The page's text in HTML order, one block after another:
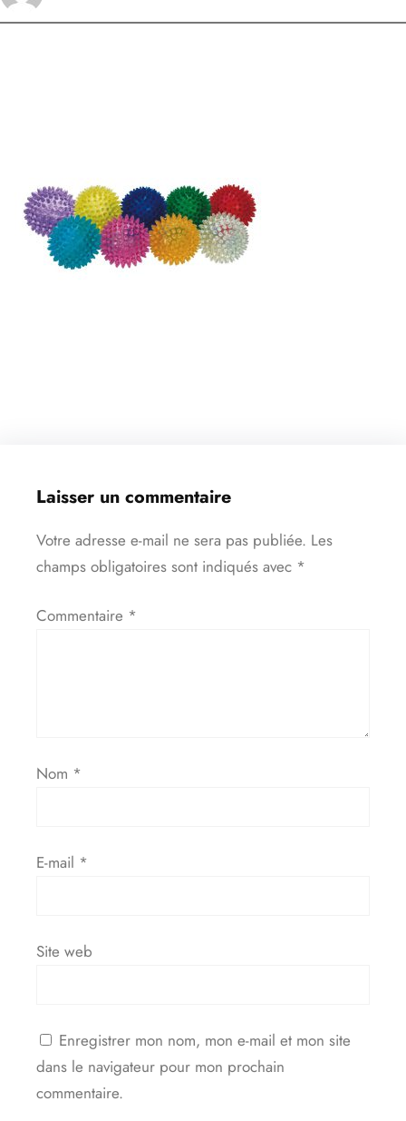
Laisser un commentaire
Votre adresse e-mail ne sera pas publiée. Les
champs obligatoires sont indiqués avec *
Commentaire *
Nom *
E-mail *
Site web
Enregistrer mon nom, mon e-mail et mon site
dans le navigateur pour mon prochain
commentaire.